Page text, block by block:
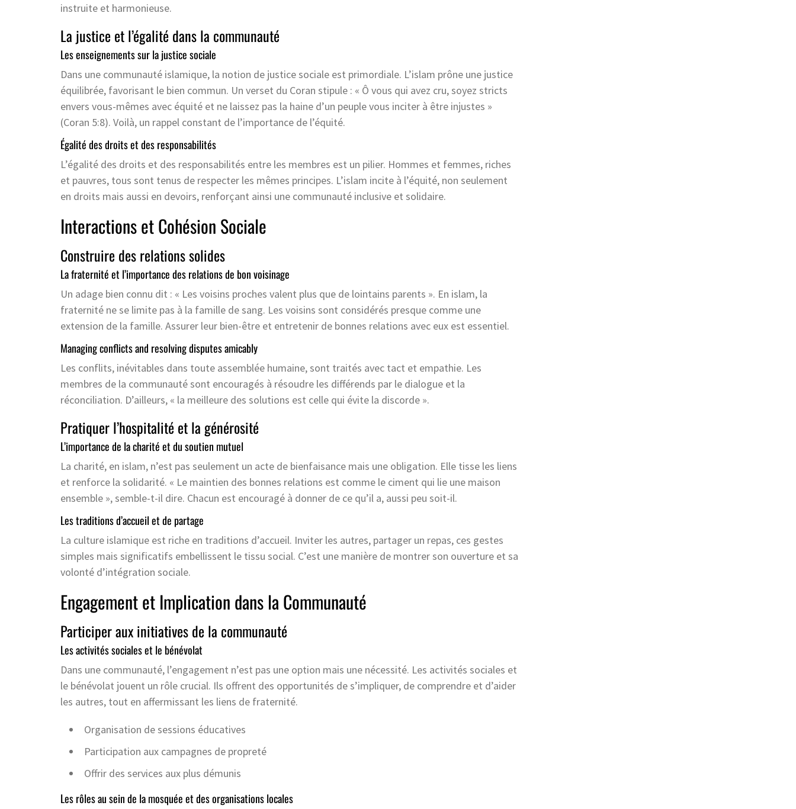
instruite et harmonieuse.
La justice et l’égalité dans la communauté
Les enseignements sur la justice sociale
Dans une communauté islamique, la notion de justice sociale est primordiale. L’islam prône une justice
équilibrée, favorisant le bien commun. Un verset du Coran stipule : « Ô vous qui avez cru, soyez stricts
envers vous-mêmes avec équité et ne laissez pas la haine d’un peuple vous inciter à être injustes »
(Coran 5:8). Voilà, un rappel constant de l’importance de l’équité.
Égalité des droits et des responsabilités
L’égalité des droits et des responsabilités entre les membres est un pilier. Hommes et femmes, riches
et pauvres, tous sont tenus de respecter les mêmes principes. L’islam incite à l’équité, non seulement
en droits mais aussi en devoirs, renforçant ainsi une communauté inclusive et solidaire.
Interactions et Cohésion Sociale
Construire des relations solides
La fraternité et l’importance des relations de bon voisinage
Un adage bien connu dit : « Les voisins proches valent plus que de lointains parents ». En islam, la
fraternité ne se limite pas à la famille de sang. Les voisins sont considérés presque comme une
extension de la famille. Assurer leur bien-être et entretenir de bonnes relations avec eux est essentiel.
Managing conflicts and resolving disputes amicably
Les conflits, inévitables dans toute assemblée humaine, sont traités avec tact et empathie. Les
membres de la communauté sont encouragés à résoudre les différends par le dialogue et la
réconciliation. D’ailleurs, « la meilleure des solutions est celle qui évite la discorde ».
Pratiquer l’hospitalité et la générosité
L’importance de la charité et du soutien mutuel
La charité, en islam, n’est pas seulement un acte de bienfaisance mais une obligation. Elle tisse les liens
et renforce la solidarité. « Le maintien des bonnes relations est comme le ciment qui lie une maison
ensemble », semble-t-il dire. Chacun est encouragé à donner de ce qu’il a, aussi peu soit-il.
Les traditions d’accueil et de partage
La culture islamique est riche en traditions d’accueil. Inviter les autres, partager un repas, ces gestes
simples mais significatifs embellissent le tissu social. C’est une manière de montrer son ouverture et sa
volonté d’intégration sociale.
Engagement et Implication dans la Communauté
Participer aux initiatives de la communauté
Les activités sociales et le bénévolat
Dans une communauté, l’engagement n’est pas une option mais une nécessité. Les activités sociales et
le bénévolat jouent un rôle crucial. Ils offrent des opportunités de s’impliquer, de comprendre et d’aider
les autres, tout en affermissant les liens de fraternité.
Organisation de sessions éducatives
Participation aux campagnes de propreté
Offrir des services aux plus démunis
Les rôles au sein de la mosquée et des organisations locales